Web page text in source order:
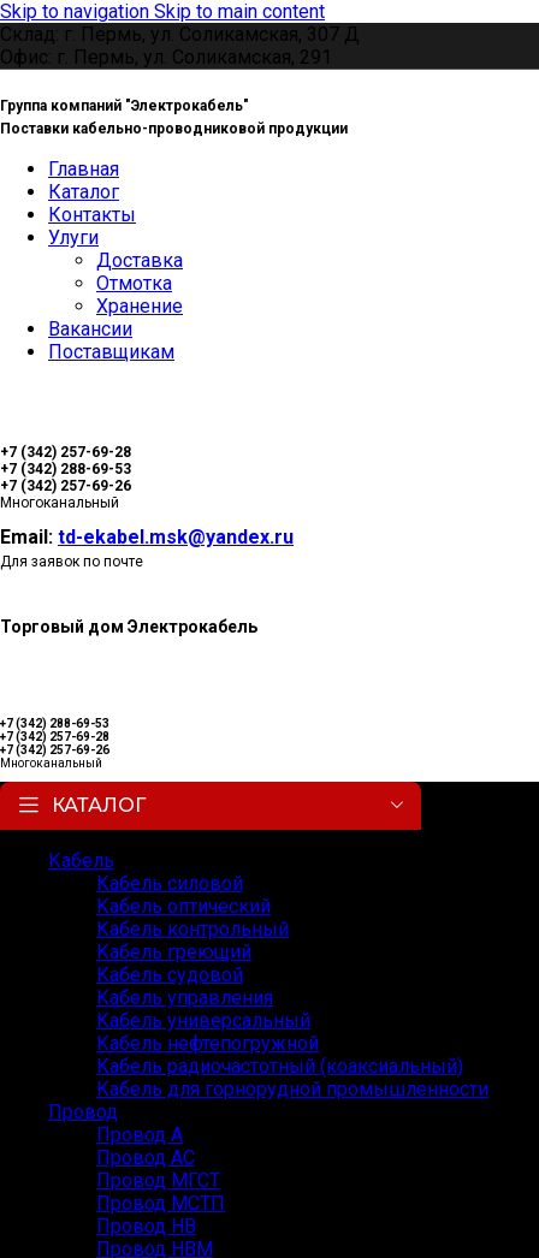
Skip to navigation Skip to main content
Склад: г. Пермь, ул. Соликамская, 307 Д
Офис: г. Пермь, ул. Соликамская, 291
Группа компаний "Электрокабель"
Поставки кабельно-проводниковой продукции
Главная
Каталог
Контакты
Улуги
Доставка
Отмотка
Хранение
Вакансии
Поставщикам
+7 (342) 257-69-28
+7 (342) 288-69-53
+7 (342) 257-69-26
Многоканальный
Email: td-ekabel.msk@yandex.ru
Для заявок по почте
Торговый дом Электрокабель
+7 (342) 288-69-53
+7 (342) 257-69-28
+7 (342) 257-69-26
Многоканальный
КАТАЛОГ
Кабель
Кабель силовой
Кабель оптический
Кабель контрольный
Кабель греющий
Кабель судовой
Кабель управления
Кабель универсальный
Кабель нефтепогружной
Кабель радиочастотный (коаксиальный)
Кабель для горнорудной промышленности
Провод
Провод А
Провод АС
Провод МГСТ
Провод МСТП
Провод НВ
Провод НВМ